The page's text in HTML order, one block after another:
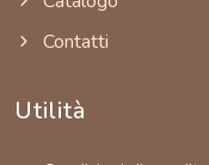
Contatti
Utilità